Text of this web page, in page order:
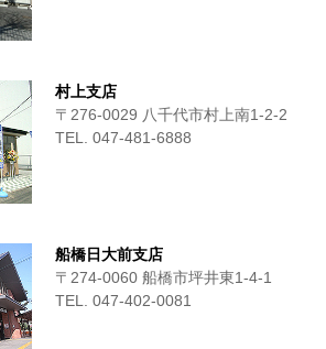
村上支店
〒276-0029 八千代市村上南1-2-2
TEL. 047-481-6888
船橋日大前支店
〒274-0060 船橋市坪井東1-4-1
TEL. 047-402-0081